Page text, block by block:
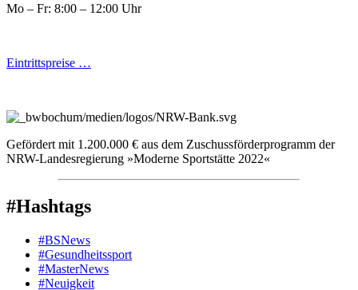
Mo – Fr: 8:00 – 12:00 Uhr
Eintrittspreise …
Gefördert mit 1.200.000 € aus dem Zuschussförderprogramm der
NRW-Landesregierung »Moderne Sportstätte 2022«
#Hashtags
#BSNews
#Gesundheitssport
#MasterNews
#Neuigkeit